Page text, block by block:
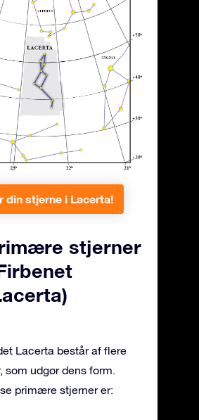
din stjerne i Lacerta!
stjerner
Lacerta består af flere
som udgør dens form.
primære stjerner er: